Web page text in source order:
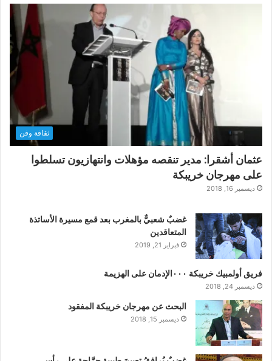
ثقافة وفن
عثمان أشقرا: مدير تنقصه مؤهلات وانتهازيون تسلطوا
على مهرجان خريبكة
ديسمبر 16, 2018
غضبٌ شعبيٌّ بالمغرب بعد قمع مسيرة الأساتذة
المتعاقدين
فبراير 21, 2019
فريق أولمبيك خريبكة ٠٠٠الإدمان على الهزيمة
ديسمبر 24, 2018
البحث عن مهرجان خريبكة المفقود
ديسمبر 15, 2018